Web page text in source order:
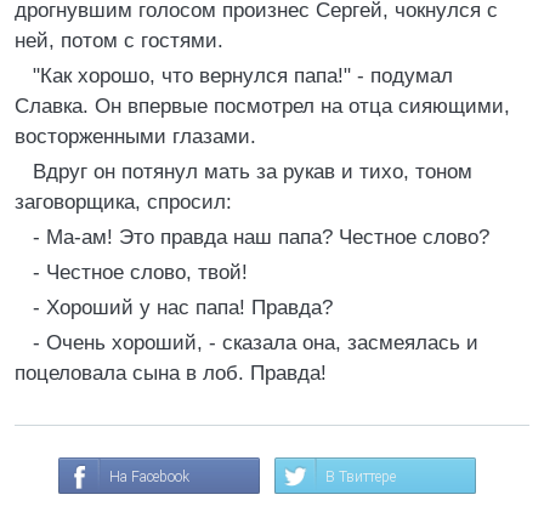
дрогнувшим голосом произнес Сергей, чокнулся с
ней, потом с гостями.
"Как хорошо, что вернулся папа!" - подумал
Славка. Он впервые посмотрел на отца сияющими,
восторженными глазами.
Вдруг он потянул мать за рукав и тихо, тоном
заговорщика, спросил:
- Ма-ам! Это правда наш папа? Честное слово?
- Честное слово, твой!
- Хороший у нас папа! Правда?
- Очень хороший, - сказала она, засмеялась и
поцеловала сына в лоб. Правда!
На Facebook В Твиттере